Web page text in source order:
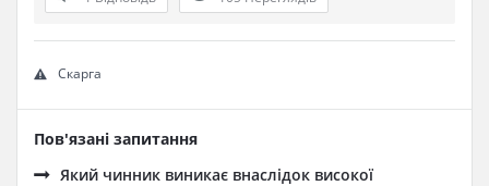
Скарга
Пов'язані запитання
Який чинник виникає внаслідок високої